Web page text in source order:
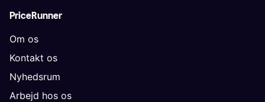
PriceRunner
Om os
Kontakt os
Nyhedsrum
Arbejd hos os